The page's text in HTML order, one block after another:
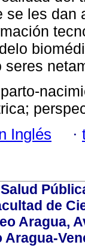
se les dan
parto-
Inglés ·
de
Aragua,
Aragua-